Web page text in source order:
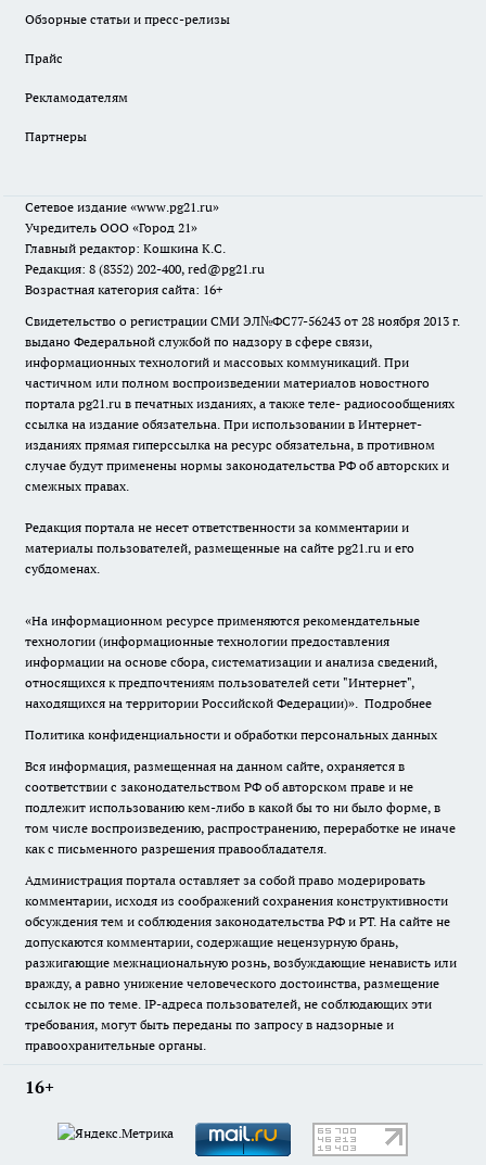
Обзорные статьи и пресс-релизы
Прайс
Рекламодателям
Партнеры
Сетевое издание «www.pg21.ru»
Учредитель ООО «Город 21»
Главный редактор: Кошкина К.С.
Редакция: 8 (8352) 202-400, red@pg21.ru
Возрастная категория сайта: 16+
Свидетельство о регистрации СМИ ЭЛ№ФС77-56243 от 28 ноября 2013 г.
выдано Федеральной службой по надзору в сфере связи,
информационных технологий и массовых коммуникаций. При
частичном или полном воспроизведении материалов новостного
портала pg21.ru в печатных изданиях, а также теле- радиосообщениях
ссылка на издание обязательна. При использовании в Интернет-
изданиях прямая гиперссылка на ресурс обязательна, в противном
случае будут применены нормы законодательства РФ об авторских и
смежных правах.
Редакция портала не несет ответственности за комментарии и
материалы пользователей, размещенные на сайте pg21.ru и его
субдоменах.
«На информационном ресурсе применяются рекомендательные
технологии (информационные технологии предоставления
информации на основе сбора, систематизации и анализа сведений,
относящихся к предпочтениям пользователей сети "Интернет",
находящихся на территории Российской Федерации)». Подробнее
Политика конфиденциальности и обработки персональных данных
Вся информация, размещенная на данном сайте, охраняется в
соответствии с законодательством РФ об авторском праве и не
подлежит использованию кем-либо в какой бы то ни было форме, в
том числе воспроизведению, распространению, переработке не иначе
как с письменного разрешения правообладателя.
Администрация портала оставляет за собой право модерировать
комментарии, исходя из соображений сохранения конструктивности
обсуждения тем и соблюдения законодательства РФ и РТ. На сайте не
допускаются комментарии, содержащие нецензурную брань,
разжигающие межнациональную рознь, возбуждающие ненависть или
вражду, а равно унижение человеческого достоинства, размещение
ссылок не по теме. IP-адреса пользователей, не соблюдающих эти
требования, могут быть переданы по запросу в надзорные и
правоохранительные органы.
16+